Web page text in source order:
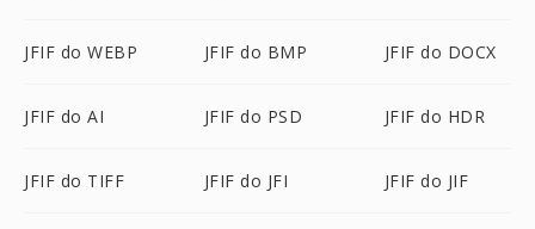
JFIF do WEBP JFIF do BMP JFIF do DOCX
JFIF do AI JFIF do PSD JFIF do HDR
JFIF do TIFF JFIF do JFI JFIF do JIF